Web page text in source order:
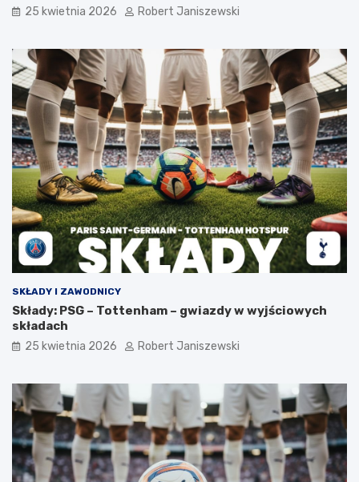
25 kwietnia 2026 Robert Janiszewski
SKŁADY I ZAWODNICY
Składy: PSG – Tottenham – gwiazdy w wyjściowych
składach
25 kwietnia 2026 Robert Janiszewski